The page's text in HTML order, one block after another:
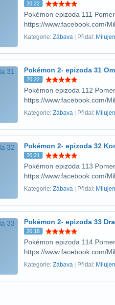
20:22
Pokémon epizoda 111
https://www.facebook.com/
Kategorie: Zábava | Přidal:
Pokémon 2- epizoda 31
20:22
Pokémon epizoda 112
https://www.facebook.com/
Kategorie: Zábava | Přidal:
Pokémon 2- epizoda 32
20:21
Pokémon epizoda 113
https://www.facebook.com/
Kategorie: Zábava | Přidal:
Pokémon 2- epizoda 33
20:18
Pokémon epizoda 114
https://www.facebook.com/
Kategorie: Zábava | Přidal: